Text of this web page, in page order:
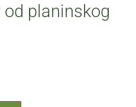
od planinskog